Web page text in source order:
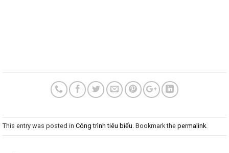
This entry was posted in Công trình tiêu biểu . Bookmark the permalink